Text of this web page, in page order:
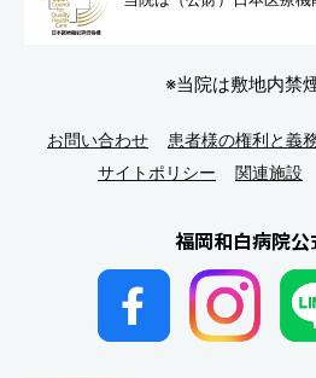
※当院は敷地内禁
お問い合わせ 患者様の権利と義
サイトポリシー
関連施設
福岡和白病院公